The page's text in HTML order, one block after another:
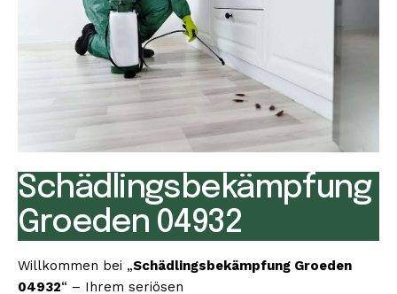
Schädlingsbekämpfung
Groeden 04932
Willkommen bei „Schädlingsbekämpfung Groeden
04932“ – Ihrem seriösen